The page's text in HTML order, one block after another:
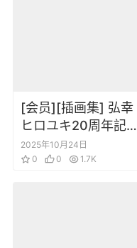
[会员][插画集] 弘幸
ヒロユキ20周年記念
イラスト全集 [DL版]
2025年10月24日
0
0 1.7K